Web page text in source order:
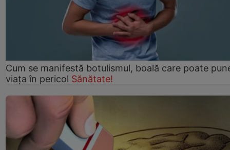
Cum se manifestă botulismul, boală care poate
viaţa în pericol Sănătate!